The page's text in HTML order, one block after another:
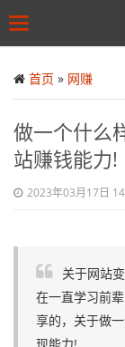
to
main
Toggle
首页 » 网赚
做一个什么
站赚钱能力!
2023年03月17日
关于网站
在一直学习前
享的，关于做